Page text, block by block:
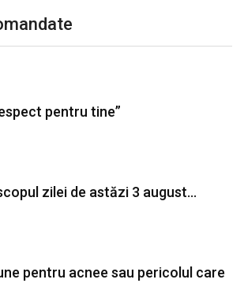
pentru tine”
zilei de astăzi 3 august…
pentru acnee sau pericolul care